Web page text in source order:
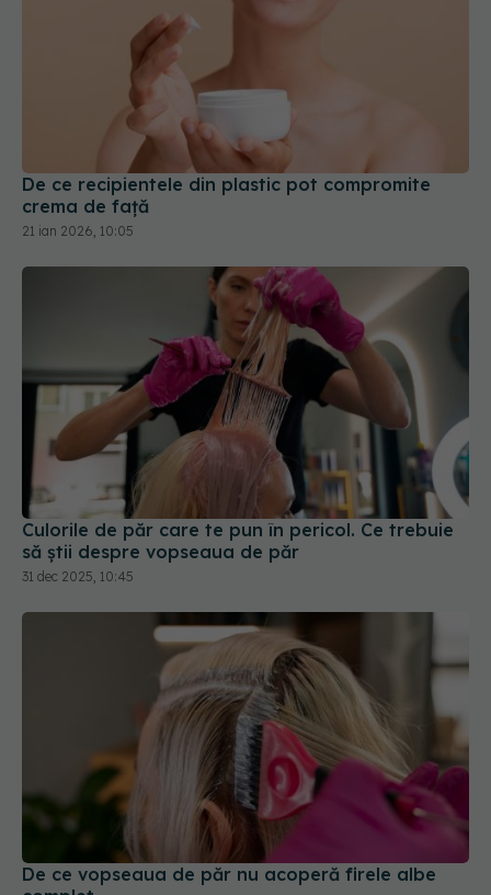
De ce recipientele din plastic pot compromite
crema de față
Culorile de păr care te pun în pericol. Ce trebuie
să știi despre vopseaua de păr
31 dec 2025, 10:45
De ce vopseaua de păr nu acoperă firele albe
complet
29 ian 2026, 21:52